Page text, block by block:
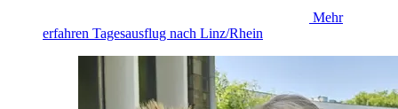
Mehr
erfahren Tagesausflug nach Linz/Rhein